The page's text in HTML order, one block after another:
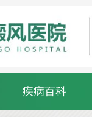
疾病百科